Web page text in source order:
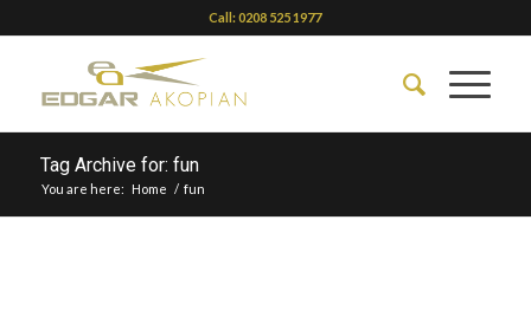
Call: 0208 525 1977
Tag Archive for: fun
You are here: Home / fun